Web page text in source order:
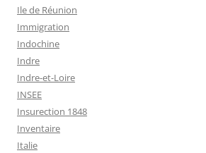
Ile de Réunion
Immigration
Indochine
Indre
Indre-et-Loire
INSEE
Insurection 1848
Inventaire
Italie